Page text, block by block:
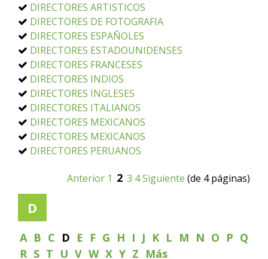
DIRECTORES ARTISTICOS
DIRECTORES DE FOTOGRAFIA
DIRECTORES ESPAÑOLES
DIRECTORES ESTADOUNIDENSES
DIRECTORES FRANCESES
DIRECTORES INDIOS
DIRECTORES INGLESES
DIRECTORES ITALIANOS
DIRECTORES MEXICANOS
DIRECTORES MEXICANOS
DIRECTORES PERUANOS
Anterior 1 2 3 4Siguiente (de 4 páginas)
D
A B C D E F G H I J K L M N O P Q
R S T U V W X Y Z Más